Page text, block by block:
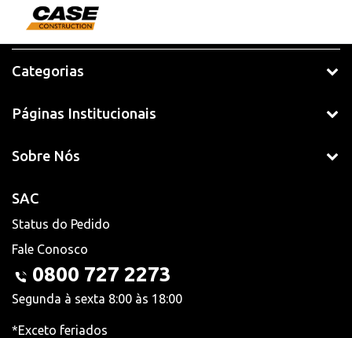
Categorias
Páginas Institucionais
Sobre Nós
SAC
Status do Pedido
Fale Conosco
0800 727 2273
Segunda à sexta 8:00 às 18:00
*Exceto feriados